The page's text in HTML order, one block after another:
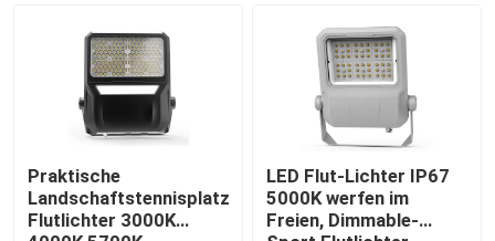
Praktische
Landschaftstennisplatz-
Flutlichter 3000K
LED Flut-Lichter IP67
5000K werfen im
Freien, Dimmable-